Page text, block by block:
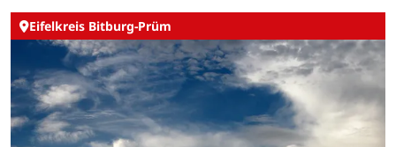
Eifelkreis Bitburg-Prüm